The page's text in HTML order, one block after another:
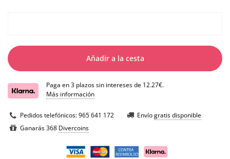
Añadir a la cesta
Paga en 3 plazos sin intereses de 12.27€.
Más información
Pedidos telefónicos:965 641 172 Envíogratis disponible
Ganarás 368 Divercoins